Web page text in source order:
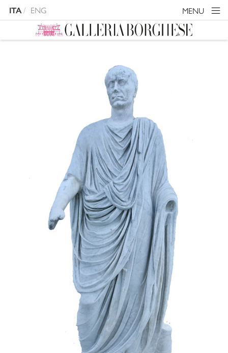
ITA ENG MENU